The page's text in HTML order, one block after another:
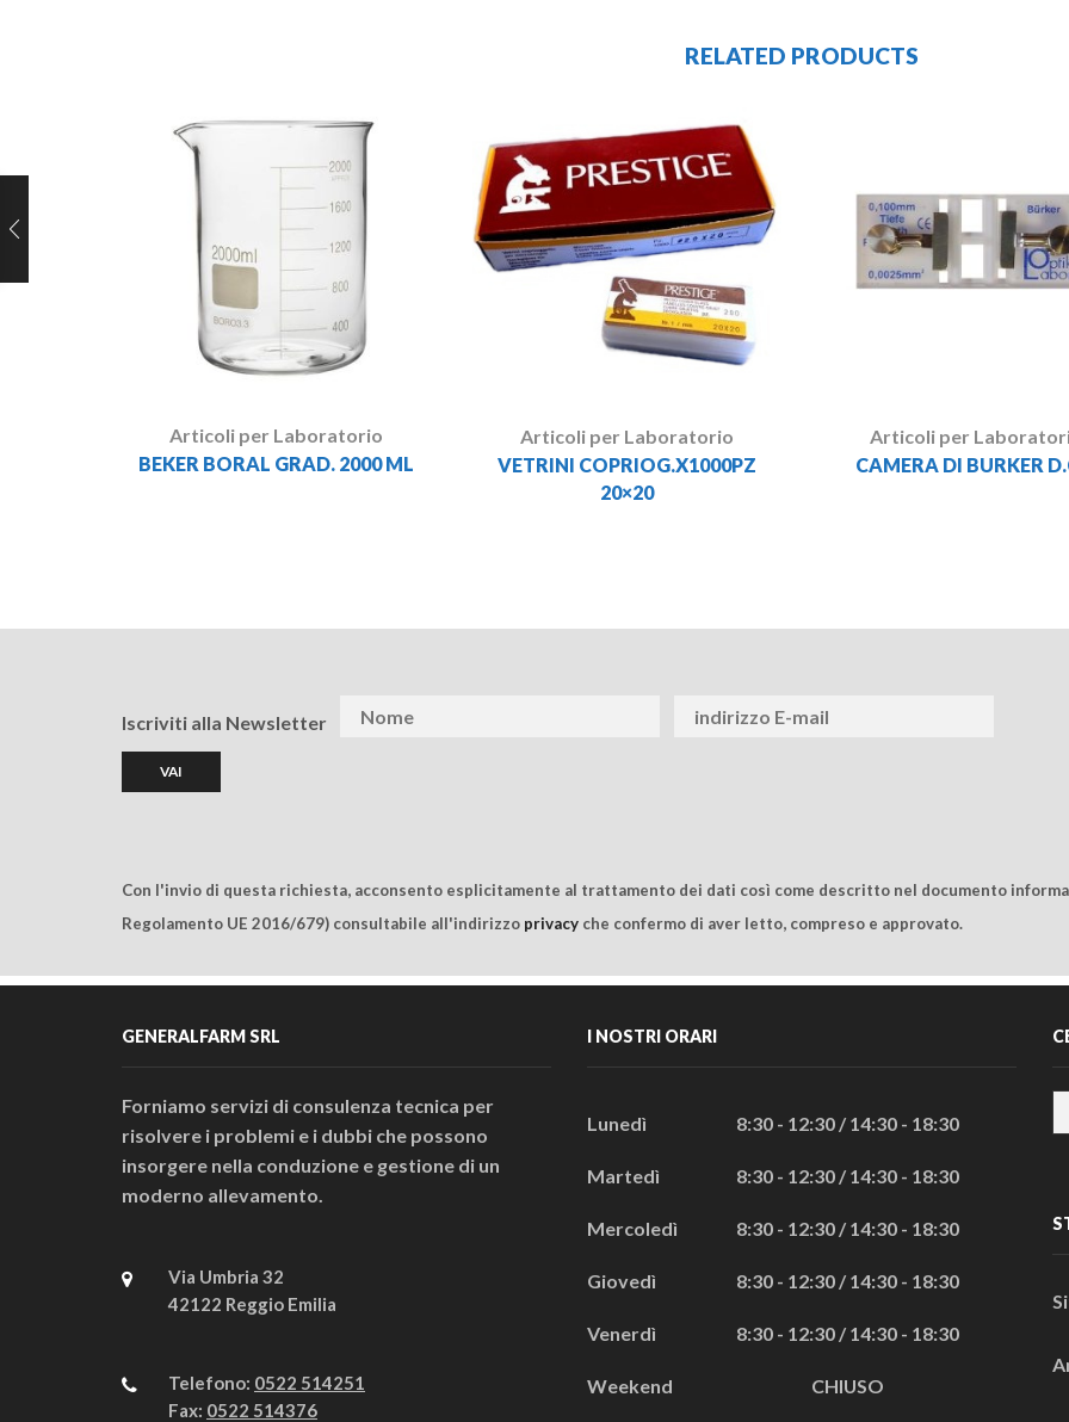
RELATED PRODUCTS
Articoli per Laboratorio
BEKER BORAL GRAD. 2000 ML
Articoli per Laboratorio
VETRINI COPRIOG.X1000PZ
20×20
Articoli per
CAMERA DI BURKER
Iscriviti alla Newsletter
Con l'invio di questa richiesta, acconsento esplicitamente al trattamento dei dati così come descritto nel documento
Regolamento UE 2016/679) consultabile all'indirizzo privacy che confermo di aver letto, compreso e approvato.
GENERALFARM SRL
Forniamo servizi di consulenza tecnica per
risolvere i problemi e i dubbi che possono
insorgere nella conduzione e gestione di un
moderno allevamento.
Via Umbria 32
42122 Reggio Emilia
Telefono: 0522 514251
Fax: 0522 514376
I NOSTRI ORARI
Lunedì 8:30 - 12:30 / 14:30 - 18:30
Martedì 8:30 - 12:30 / 14:30 - 18:30
Mercoledì 8:30 - 12:30 / 14:30 - 18:30
Giovedì 8:30 - 12:30 / 14:30 - 18:30
Venerdì 8:30 - 12:30 / 14:30 - 18:30
Weekend CHIUSO